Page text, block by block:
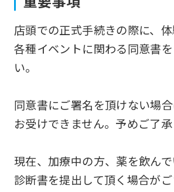
店頭での正式手続きの際に、
各種イベントに関わる同意書
い。
同意書にご署名を頂けない場
お受けできません。予めご了承
現在、加療中の方、薬を飲ん
診断書を提出して頂く場合がご
page.
if
use
an
service,